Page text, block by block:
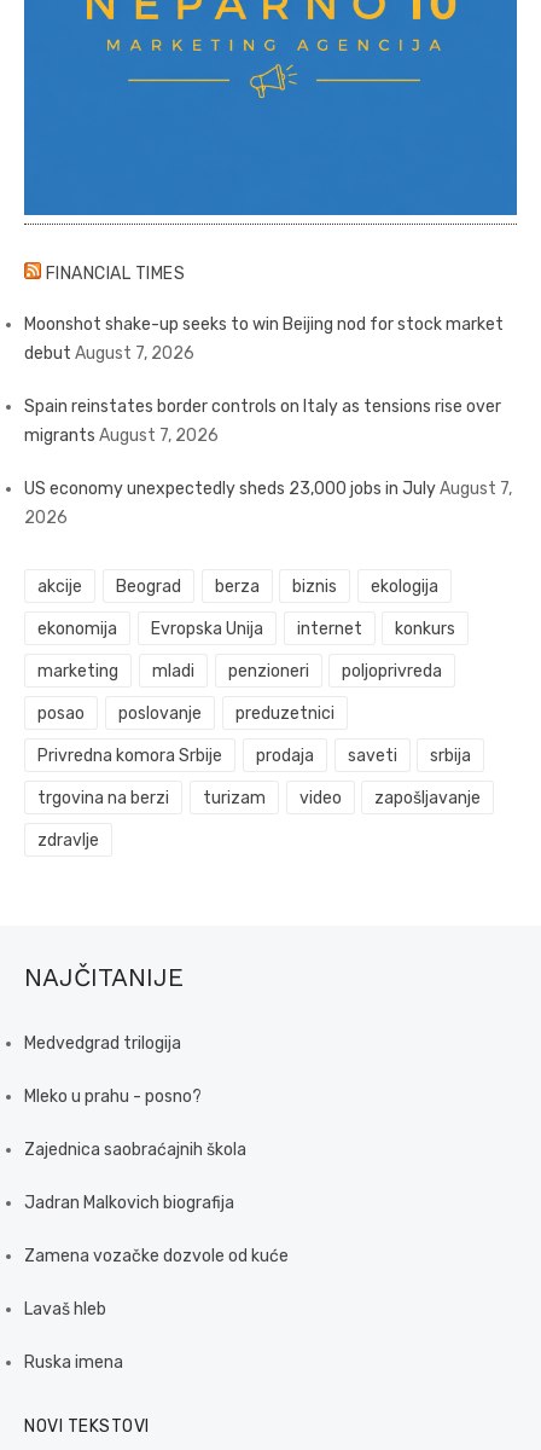
FINANCIAL TIMES
Moonshot shake-up seeks to win Beijing nod for stock market
debut August 7, 2026
Spain reinstates border controls on Italy as tensions rise over
migrants August 7, 2026
US economy unexpectedly sheds 23,000 jobs in JulyAugust 7,
2026
akcije Beograd berza biznis ekologija
ekonomija Evropska Unija internet konkurs
marketing mladi penzioneri poljoprivreda
posao poslovanje preduzetnici
Privredna komora Srbije prodaja saveti srbija
trgovina na berzi turizam video zapošljavanje
zdravlje
NAJČITANIJE
Medvedgrad trilogija
Mleko u prahu - posno?
Zajednica saobraćajnih škola
Jadran Malkovich biografija
Zamena vozačke dozvole od kuće
Lavaš hleb
Ruska imena
NOVI TEKSTOVI